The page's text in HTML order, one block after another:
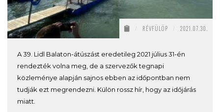
RÉVFÜLÖP 2021.07.30.
A 39. Lidl Balaton-átúszást eredetileg 2021 július 31-én
rendezték volna meg, de a szervezők tegnapi
közleménye alapján sajnos ebben az időpontban nem
tudják ezt megrendezni. Külön rossz hír, hogy az időjárás
miatt.